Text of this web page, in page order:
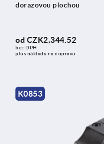
dorazovou plochou
od CZK2,344.52
bez DPH
plus náklady na dopravu
K0853